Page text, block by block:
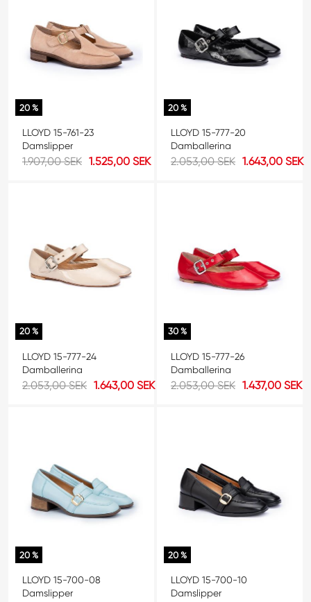
20 %
LLOYD 15-761-23
Damslipper
1.907,00 SEK 1.525,00 SEK
20 %
LLOYD 15-777-20
Damballerina
2.053,00 SEK 1.643,00 SEK
20 %
LLOYD 15-777-24
Damballerina
2.053,00 SEK 1.643,00 SEK
30 %
LLOYD 15-777-26
Damballerina
2.053,00 SEK 1.437,00 SEK
20 %
LLOYD 15-700-08
Damslipper
20 %
LLOYD 15-700-10
Damslipper